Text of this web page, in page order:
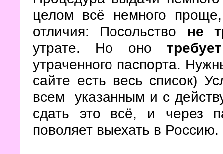
целом всё немного
отличия: Посольство не
утрате. Но оно
утраченного паспорта.
сайте есть весь список)
всем указанным и с
сдать это всё, и через
поволяет выехать в Россию.